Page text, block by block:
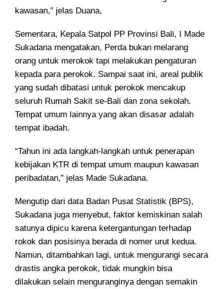
kawasan,” jelas Duana,
Sementara, Kepala Satpol PP Provinsi Bali, I Made
Sukadana mengatakan, Perda bukan melarang
orang untuk merokok tapi melakukan pengaturan
kepada para perokok. Sampai saat ini, areal publik
yang sudah dibatasi untuk perokok mencakup
seluruh Rumah Sakit se-Bali dan zona sekolah.
Tempat umum lainnya yang akan disasar adalah
tempat ibadah.
“Tahun ini ada langkah-langkah untuk penerapan
kebijakan KTR di tempat umum maupun kawasan
peribadatan,” jelas Made Sukadana.
Mengutip dari data Badan Pusat Statistik (BPS),
Sukadana juga menyebut, faktor kemiskinan salah
satunya dipicu karena ketergantungan terhadap
rokok dan posisinya berada di nomer urut kedua.
Namun, ditambahkan lagi, untuk mengurangi secara
drastis angka perokok, tidak mungkin bisa
dilakukan selain menguranginya dengan semakin